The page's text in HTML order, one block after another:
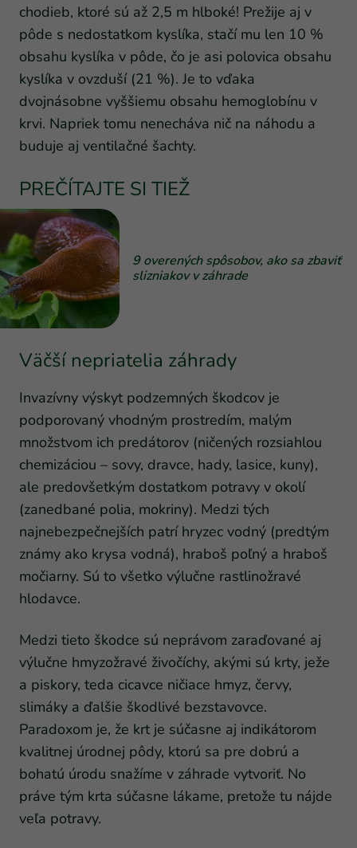
chodieb, ktoré sú až 2,5 m hlboké! Prežije aj v
pôde s nedostatkom kyslíka, stačí mu len 10 %
obsahu kyslíka v pôde, čo je asi polovica obsahu
kyslíka v ovzduší (21 %). Je to vďaka
dvojnásobne vyššiemu obsahu hemoglobínu v
krvi. Napriek tomu nenecháva nič na náhodu a
buduje aj ventilačné šachty.
PREČÍTAJTE SI TIEŽ
9 overených spôsobov, ako sa zbaviť
slizniakov v záhrade
Väčší nepriatelia záhrady
Invazívny výskyt podzemných škodcov je
podporovaný vhodným prostredím, malým
množstvom ich predátorov (ničených rozsiahlou
chemizáciou – sovy, dravce, hady, lasice, kuny),
ale predovšetkým dostatkom potravy v okolí
(zanedbané polia, mokriny). Medzi tých
najnebezpečnejších patrí hryzec vodný (predtým
známy ako krysa vodná), hraboš poľný a hraboš
močiarny. Sú to všetko výlučne rastlinožravé
hlodavce.
Medzi tieto škodce sú neprávom zaraďované aj
výlučne hmyzožravé živočíchy, akými sú krty, ježe
a piskory, teda cicavce ničiace hmyz, červy,
slimáky a ďalšie škodlivé bezstavovce.
Paradoxom je, že krt je súčasne aj indikátorom
kvalitnej úrodnej pôdy, ktorú sa pre dobrú a
bohatú úrodu snažíme v záhrade vytvoriť. No
práve tým krta súčasne lákame, pretože tu nájde
veľa potravy.